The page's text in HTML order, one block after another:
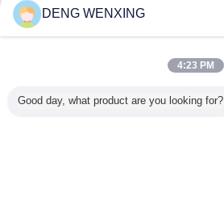
DENG WENXING
4:23 PM
Good day, what product are you looking for?